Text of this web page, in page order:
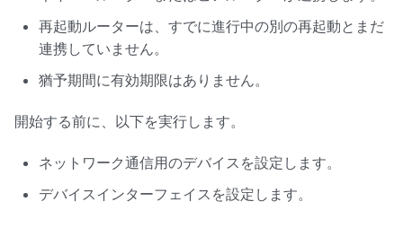
再起動ルーターは、すでに進行中の別の再起動とまだ
連携していません。
猶予期間に有効期限はありません。
開始する前に、以下を実行します。
ネットワーク通信用のデバイスを設定します。
デバイスインターフェイスを設定します。